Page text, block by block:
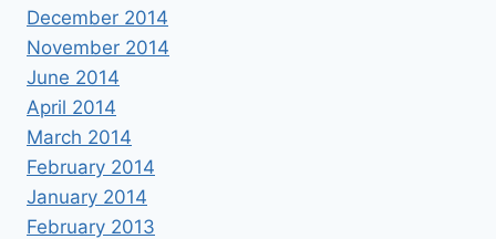
December 2014
November 2014
June 2014
April 2014
March 2014
February 2014
January 2014
February 2013